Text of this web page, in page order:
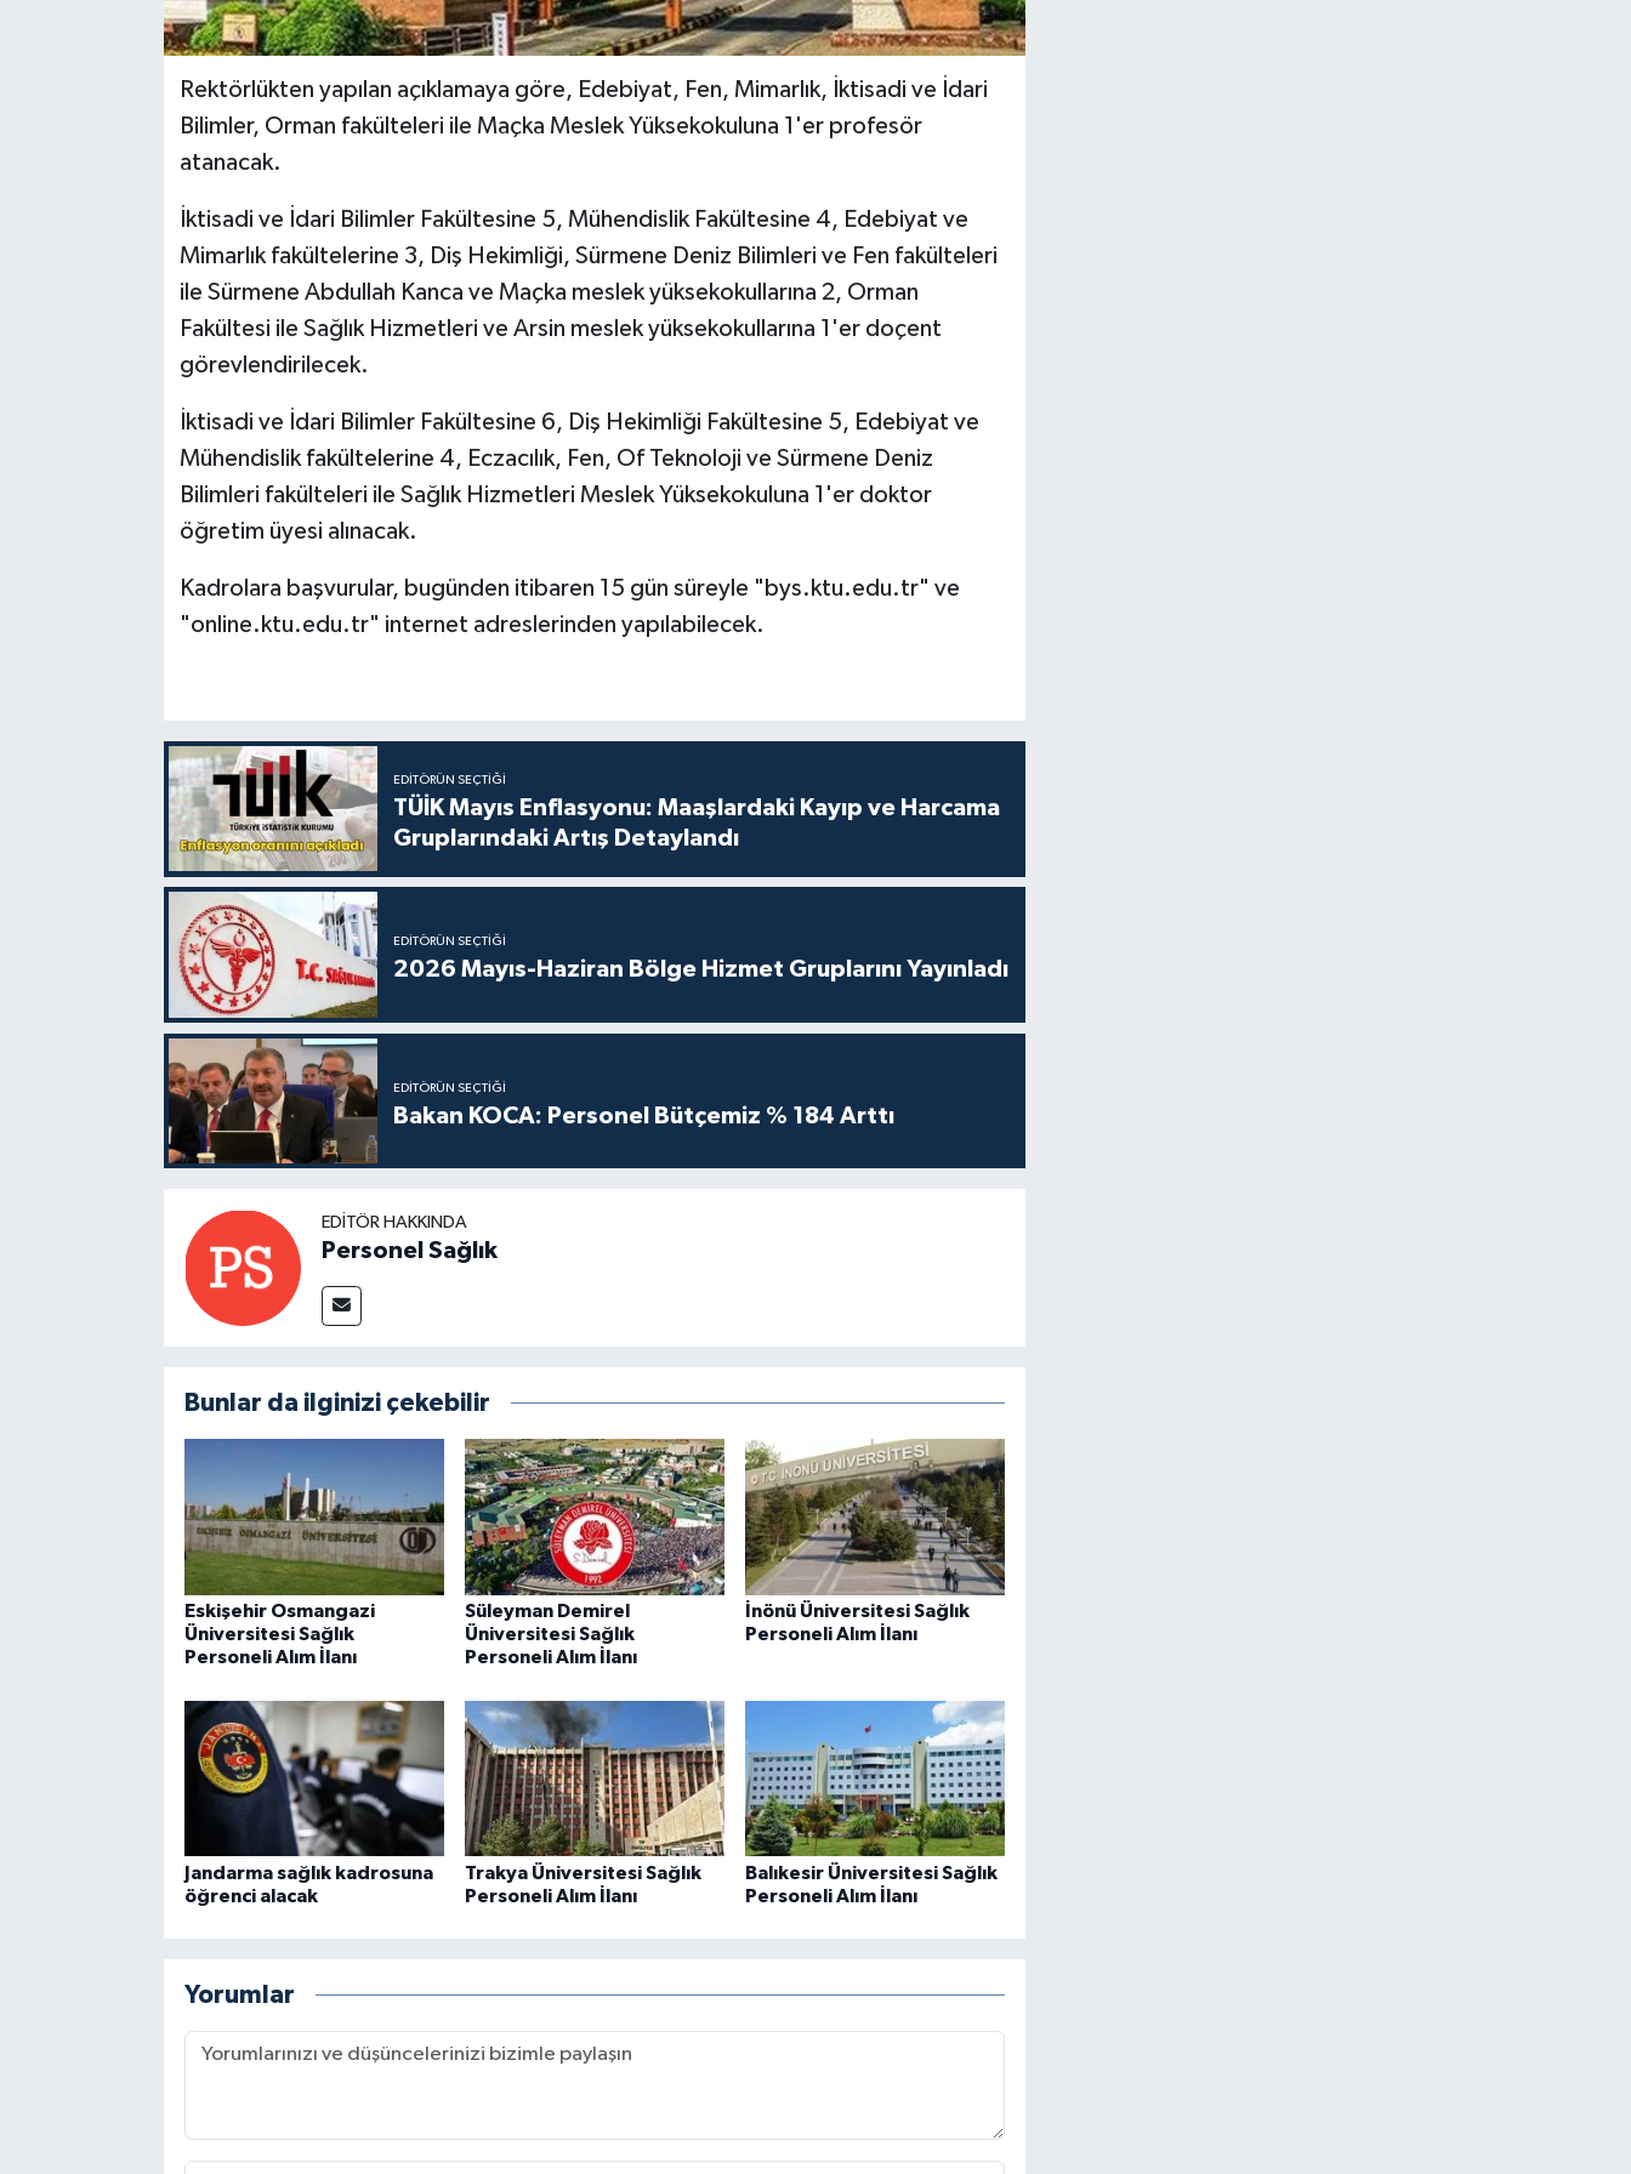
Rektörlükten yapılan açıklamaya göre, Edebiyat, Fen, Mimarlık, İktisadi ve İdari
Bilimler, Orman fakülteleri ile Maçka Meslek Yüksekokuluna 1'er profesör
atanacak.
İktisadi ve İdari Bilimler Fakültesine 5, Mühendislik Fakültesine 4, Edebiyat ve
Mimarlık fakültelerine 3, Diş Hekimliği, Sürmene Deniz Bilimleri ve Fen fakülteleri
ile Sürmene Abdullah Kanca ve Maçka meslek yüksekokullarına 2, Orman
Fakültesi ile Sağlık Hizmetleri ve Arsin meslek yüksekokullarına 1'er doçent
görevlendirilecek.
İktisadi ve İdari Bilimler Fakültesine 6, Diş Hekimliği Fakültesine 5, Edebiyat ve
Mühendislik fakültelerine 4, Eczacılık, Fen, Of Teknoloji ve Sürmene Deniz
Bilimleri fakülteleri ile Sağlık Hizmetleri Meslek Yüksekokuluna 1'er doktor
öğretim üyesi alınacak.
Kadrolara başvurular, bugünden itibaren 15 gün süreyle "bys.ktu.edu.tr" ve
"online.ktu.edu.tr" internet adreslerinden yapılabilecek.
EDITÖRÜN SEÇTIĞI
TÜİK Mayıs Enflasyonu: Maaşlardaki Kayıp ve Harcama
Gruplarındaki Artış Detaylandı
EDITÖRÜN SEÇTIĞI
2026 Mayıs-Haziran Bölge Hizmet Gruplarını Yayınladı
EDITÖRÜN SEÇTIĞI
Bakan KOCA: Personel Bütçemiz % 184 Arttı
EDITÖR HAKKINDA
Personel Sağlık
Bunlar da ilginizi çekebilir
Eskişehir Osmangazi
Üniversitesi Sağlık
Personeli Alım İlanı
Süleyman Demirel
Üniversitesi Sağlık
Personeli Alım İlanı
İnönü Üniversitesi Sağlık
Personeli Alım İlanı
Jandarma sağlık kadrosuna
öğrenci alacak
Trakya Üniversitesi Sağlık
Personeli Alım İlanı
Balıkesir Üniversitesi Sağlık
Personeli Alım İlanı
Yorumlar